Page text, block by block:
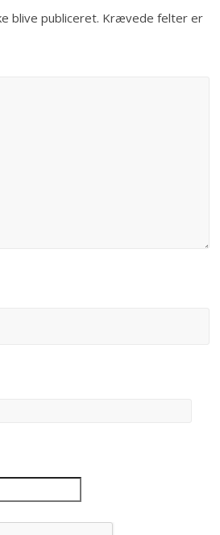
blive publiceret. Krævede felter er